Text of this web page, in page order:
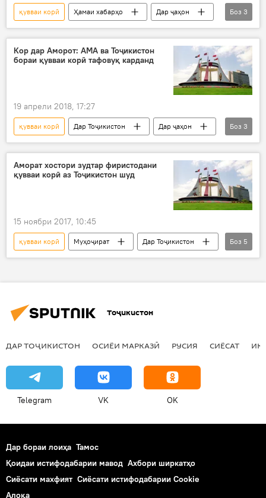
қувваи корӣ Ҳамаи хабарҳо
Дар ҷаҳон
Муҳоҷират
коргарон Дар Русия
Боз 3
Кор дар Аморот: АМА ва Тоҷикистон
бораи қувваи корӣ тафовуқ карданд
19 апрели 2018, 17:27
қувваи корӣ Дар Тоҷикистон
Дар ҷаҳон
Ҳамаи хабарҳо
Тоҷикистон-АМА
кор
Боз 3
Аморат хостори зудтар фиристодани
қувваи корӣ аз Тоҷикистон шуд
15 ноябри 2017, 10:45
қувваи корӣ Муҳоҷират
Дар Тоҷикистон
Ҳамаи хабарҳо
АМА
Боз 5
Тоҷикистон
ДАР ТОҶИКИСТОН ОСИЁИ МАРКАЗӢ РУСИЯ СИЁСАТ
Telegram VK OK
Дар бораи лоиҳа Тамос
Қоидаи истифодабарии мавод Ахбори ширкатҳо
Сиёсати махфият Сиёсати истифодабарии Cookie
Алоқа